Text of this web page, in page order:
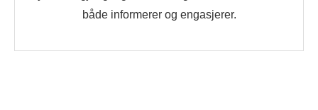
både informerer og engasjerer.